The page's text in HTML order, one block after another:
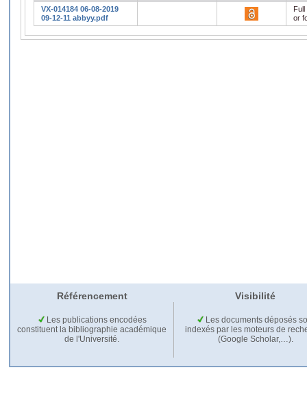
VX-014184 06-08-2019
09-12-11 abbyy.pdf
or
Référencement Visibilité
Les publications encodées
constituent la bibliographie académique
de l'Université.
Les documents déposés
indexés par les moteurs de
(Google Scholar,…).